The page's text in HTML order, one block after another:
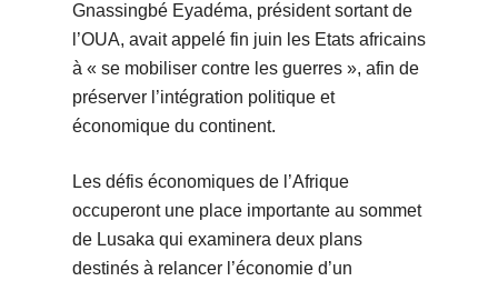
Gnassingbé Eyadéma, président sortant de
l’OUA, avait appelé fin juin les Etats africains
à « se mobiliser contre les guerres », afin de
préserver l’intégration politique et
économique du continent.
Les défis économiques de l’Afrique
occuperont une place importante au sommet
de Lusaka qui examinera deux plans
destinés à relancer l’économie d’un